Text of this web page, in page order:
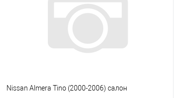
Купить в 1 клик
Сравнение
Под заказ
Nissan Almera Tino (2000-2006) салон